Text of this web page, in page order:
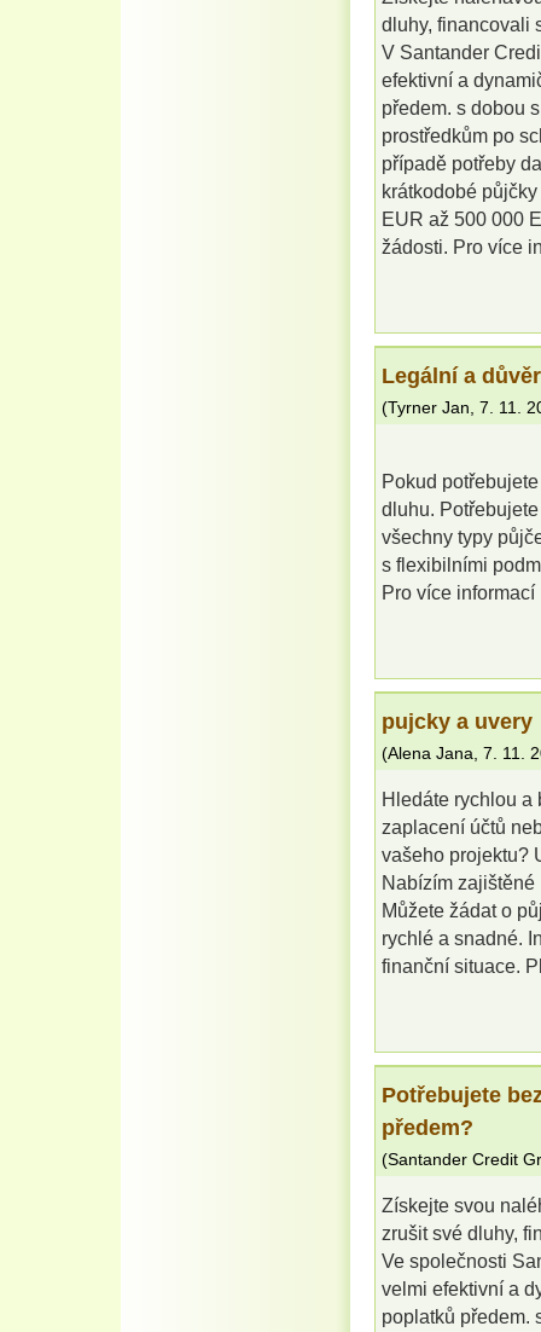
dluhy, financovali
V Santander
efektivní a
předem. s dobou
prostředkům po
případě potřeby
krátkodobé
EUR až 500 000
žádosti. Pro více
Legální a
(Tyrner Jan 7. 11.
Pokud
dluhu.
všechny typy
s flexibilními
Pro více
pujcky a uvery
(Alena Jana 7. 11.
Hledáte rychlou
zaplacení účtů
vašeho projektu?
Nabízím
Můžete žádat o
rychlé a snadné.
finanční situace.
Potřebujete
předem?
(Santander Credit
Získejte svou
zrušit své dluhy,
Ve společnosti
velmi efektivní a
poplatků předem.